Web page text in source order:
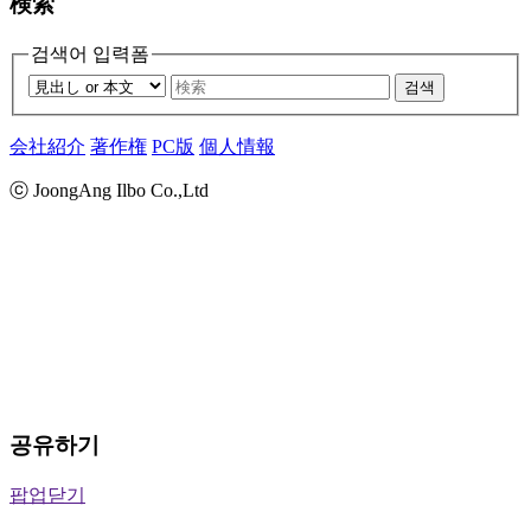
검색어 입력폼
검색
会社紹介 著作権 PC版 個人情報
ⓒ JoongAng Ilbo Co.,Ltd
공유하기
팝업닫기